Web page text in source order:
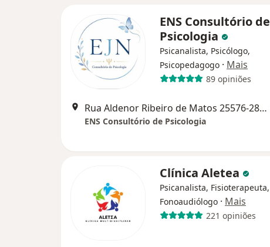
ENS Consultório de
Psicologia
Psicanalista, Psicólogo,
Psicopedagogo · Mais
89 opiniões
Rua Aldenor Ribeiro de Matos 25576-281, São João de Meriti
ENS Consultório de Psicologia
Clínica Aletea
Psicanalista, Fisioterapeuta,
Fonoaudiólogo · Mais
221 opiniões